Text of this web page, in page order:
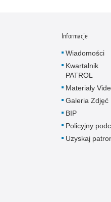
Informacje
Wiadomości
Kwartalnik
PATROL
Materiały
Galeria Zdjęć
BIP
Policyjny
Uzyskaj